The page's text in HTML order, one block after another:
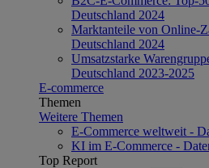
Deutschland 2024
Marktanteile von Online-
Deutschland 2024
Umsatzstarke
Deutschland 2023-2025
E-commerce
Themen
Weitere Themen
E-Commerce weltweit -
KI im E-Commerce -
Top Report